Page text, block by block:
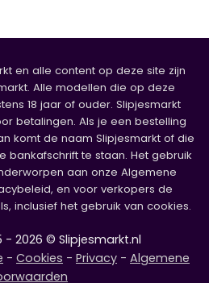
en alle content op deze site zijn
Alle modellen die op deze
18 jaar of ouder. Slipjesmarkt
betalingen. Als je een bestelling
komt de naam Slipjesmarkt of die
bankafschrift te staan. Het gebruik
aan onze Algemene
en voor verkopers de
inclusief het gebruik van cookies.
- 2026 © Slipjesmarkt.nl
- Cookies - Privacy - Algemene